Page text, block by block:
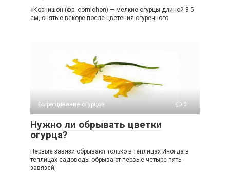
«Корнишон (фр. cornichon) — мелкие огурцы длиной 3-5
см, снятые вскоре после цветения огуречного
Выращивание огурцов 0
Нужно ли обрывать цветки
огурца?
Первые завязи обрывают только в теплицах Иногда в
теплицах садоводы обрывают первые четыре-пять
завязей,